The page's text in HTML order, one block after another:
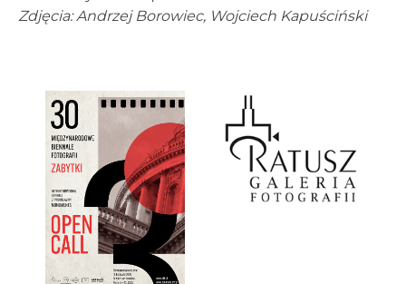
Zdjęcia: Andrzej Borowiec, Wojciech Kapuściński